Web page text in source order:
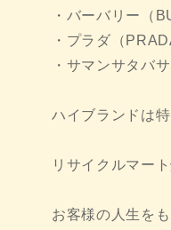
・バーバリー（
・プラダ（
・サマンサタバ
ハイブランドは
リサイクルマー
お客様の人生を